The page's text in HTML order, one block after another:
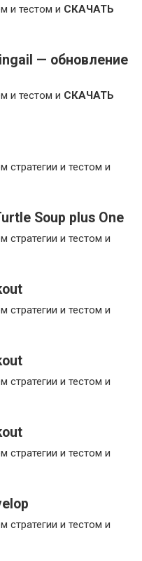
и тестом и СКАЧАТЬ
— обновление
и тестом и СКАЧАТЬ
стратегии и тестом и
Soup plus One
стратегии и тестом и
стратегии и тестом и
стратегии и тестом и
стратегии и тестом и
стратегии и тестом и